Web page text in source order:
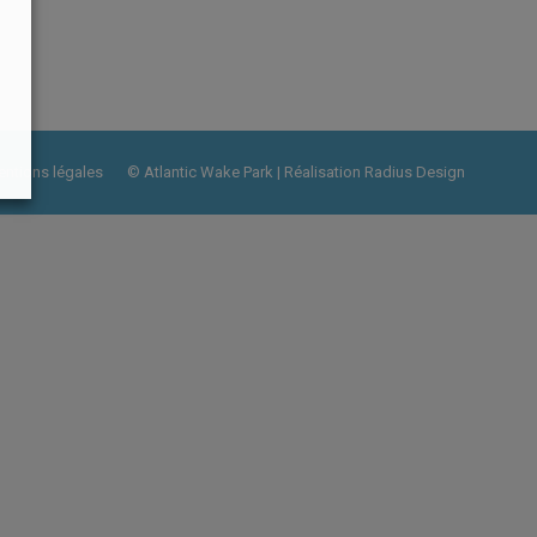
légales © Atlantic Wake Park | Réalisation Radius Design